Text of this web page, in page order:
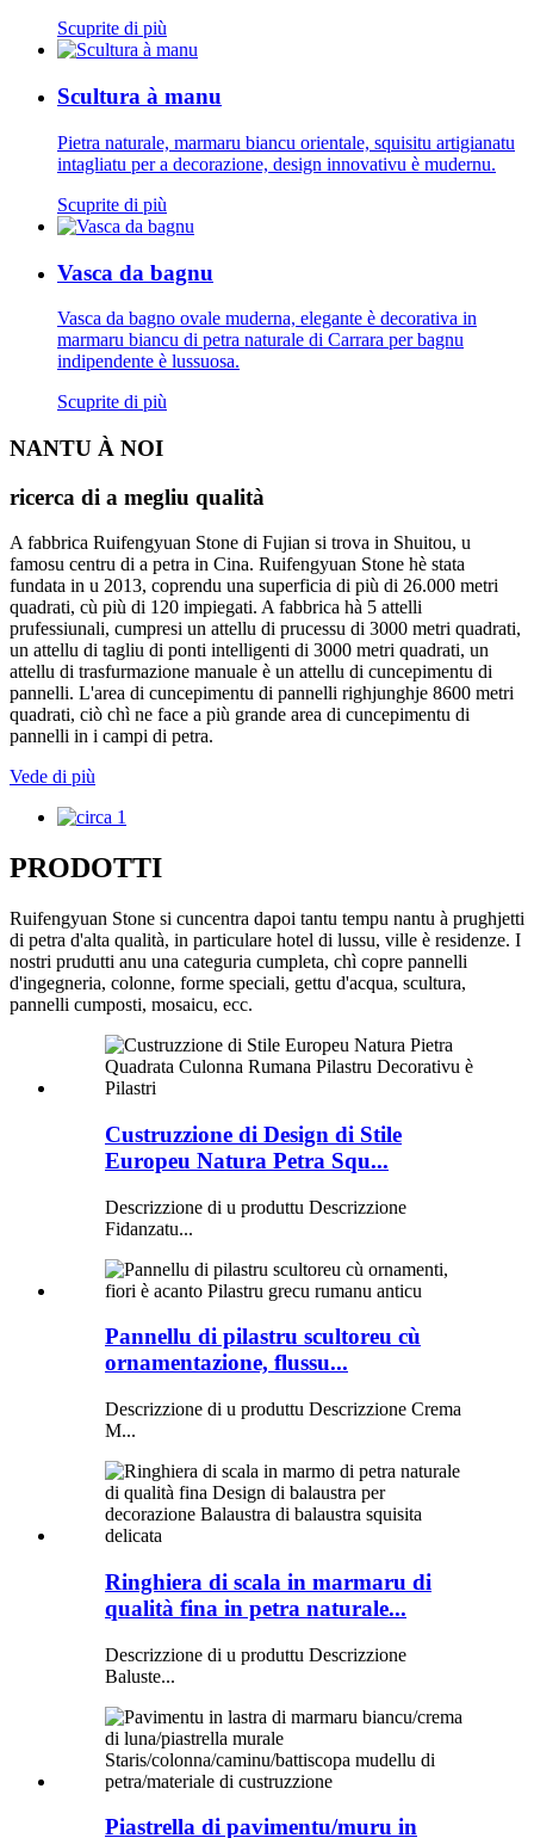
Scuprite di più
Scultura à manu
Pietra naturale, marmaru biancu orientale, squisitu artigianatu
intagliatu per a decorazione, design innovativu è mudernu.
Scuprite di più
Vasca da bagnu
Vasca da bagno ovale muderna, elegante è decorativa in
marmaru biancu di petra naturale di Carrara per bagnu
indipendente è lussuosa.
Scuprite di più
NANTU À NOI
ricerca di a megliu qualità
A fabbrica Ruifengyuan Stone di Fujian si trova in Shuitou, u
famosu centru di a petra in Cina. Ruifengyuan Stone hè stata
fundata in u 2013, coprendu una superficia di più di 26.000 metri
quadrati, cù più di 120 impiegati. A fabbrica hà 5 attelli
prufessiunali, cumpresi un attellu di prucessu di 3000 metri quadrati,
un attellu di tagliu di ponti intelligenti di 3000 metri quadrati, un
attellu di trasfurmazione manuale è un attellu di cuncepimentu di
pannelli. L'area di cuncepimentu di pannelli righjunghje 8600 metri
quadrati, ciò chì ne face a più grande area di cuncepimentu di
pannelli in i campi di petra.
Vede di più
PRODOTTI
Ruifengyuan Stone si cuncentra dapoi tantu tempu nantu à prughjetti
di petra d'alta qualità, in particulare hotel di lussu, ville è residenze. I
nostri prudutti anu una categuria cumpleta, chì copre pannelli
d'ingegneria, colonne, forme speciali, gettu d'acqua, scultura,
pannelli cumposti, mosaicu, ecc.
Custruzzione di Design di Stile
Europeu Natura Petra Squ...
Descrizzione di u produttu Descrizzione
Fidanzatu...
Pannellu di pilastru scultoreu cù
ornamentazione, flussu...
Descrizzione di u produttu Descrizzione Crema
M...
Ringhiera di scala in marmaru di
qualità fina in petra naturale...
Descrizzione di u produttu Descrizzione
Baluste...
Piastrella di pavimentu/muru in